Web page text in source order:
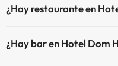
zonas comunes.
¿Hay restaurante en
¿Hay bar en Hotel Dom